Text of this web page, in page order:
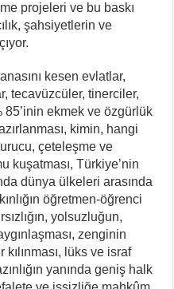
projeleri ve bu baskı
şahsiyetlerin ve
kesen evlatlar,
tecavüzcüler, tinerciler,
85’inin ekmek ve özgürlük
kimin, hangi
çeteleşme ve
kuşatması, Türkiye’nin
dünya ülkeleri arasında
öğretmen-öğrenci
yolsuzluğun,
zenginin
lüks ve israf
yanında geniş halk